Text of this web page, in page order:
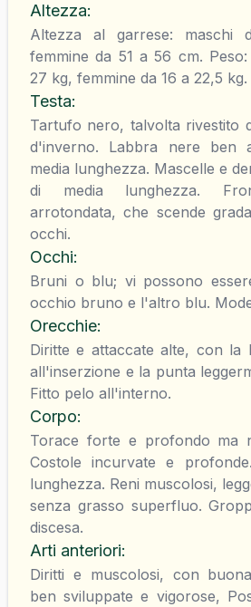
Altezza:
Altezza al garrese:
femmine da 51 a 56 cm.
27 kg, femmine da 16 a 22,5 kg.
Testa:
Tartufo nero, talvolta rivestito
d'inverno. Labbra nere ben
media lunghezza. Mascelle e
di media lunghezza.
arrotondata, che scende
occhi.
Occhi:
Bruni o blu; vi possono
occhio bruno e l'altro blu.
Orecchie:
Diritte e attaccate alte, con la
all'inserzione e la punta
Fitto pelo all'interno.
Corpo:
Torace forte e profondo ma
Costole incurvate e
lunghezza. Reni muscolosi,
senza grasso superfluo.
discesa.
Arti anteriori:
Diritti e muscolosi, con
ben sviluppate e vigorose,